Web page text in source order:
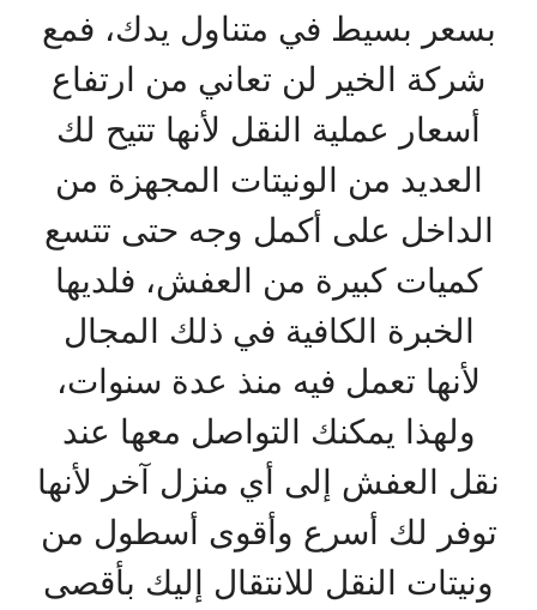
بسعر بسيط في متناول يدك، فمع
شركة الخير لن تعاني من ارتفاع
أسعار عملية النقل لأنها تتيح لك
العديد من الونيتات المجهزة من
الداخل على أكمل وجه حتى تتسع
كميات كبيرة من العفش، فلديها
الخبرة الكافية في ذلك المجال
لأنها تعمل فيه منذ عدة سنوات،
ولهذا يمكنك التواصل معها عند
نقل العفش إلى أي منزل آخر لأنها
توفر لك أسرع وأقوى أسطول من
ونيتات النقل للانتقال إليك بأقصى